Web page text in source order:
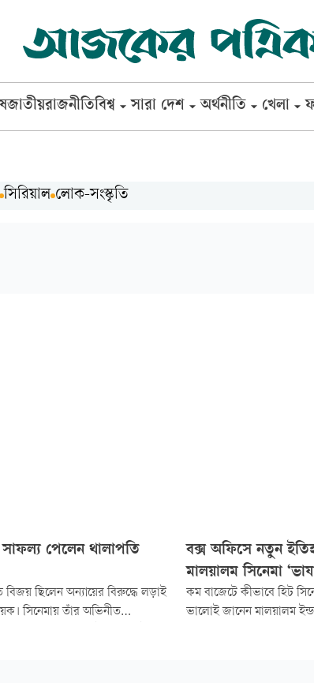
জাতীয়রাজনীতিবিশ্ব সারা দেশ অর্থনীতি খেলা
সিরিয়াল লোক-সংস্কৃতি
পেলেন থালাপতি
বিজয় ছিলেন অন্যায়ের বিরুদ্ধে লড়াই
সিনেমায় তাঁর অভিনীত
বক্স অফিসে নতুন
মালয়ালম সিনেমা
কম বাজেটে কীভাবে হিট
ভালোই জানেন মালয়ালম